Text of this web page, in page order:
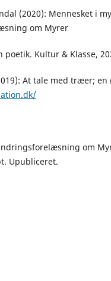
(2020): Mennesket i
om Myrer
poetik. Kultur & Klasse,
At tale med træer;
om
Upubliceret.